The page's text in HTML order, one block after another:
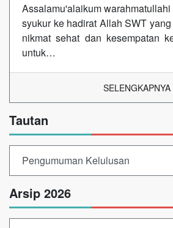
Assalamu'alaikum
syukur ke hadirat Allah SWT
nikmat sehat dan kesempatan
untuk…
SELENGKAPNYA
Tautan
Pengumuman Kelulusan
Arsip 2026